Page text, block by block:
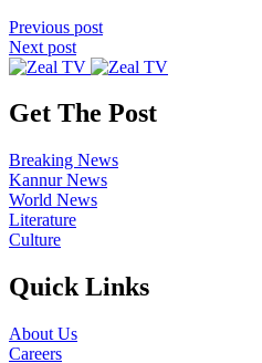
Previous post
Next post
Get The Post
Breaking News
Kannur News
World News
Literature
Culture
Quick Links
About Us
Careers